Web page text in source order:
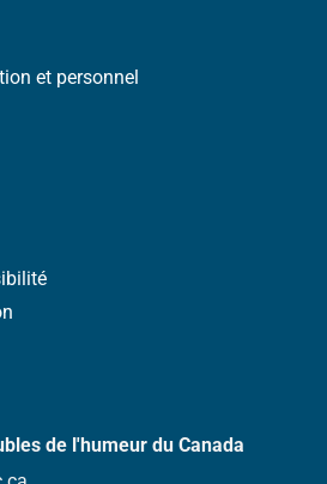
et personnel
de l'humeur du Canada